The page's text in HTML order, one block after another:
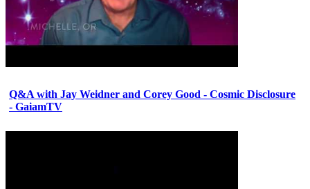
Q&A with Jay Weidner and Corey Good - Cosmic Disclosure
- GaiamTV